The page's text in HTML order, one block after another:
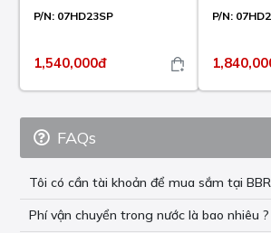
P/N: 07HD23SP
1,540,000đ
P/N:
FAQs
Tôi có cần tài khoản để mua sắm tại
Phí vận chuyển trong nước là bao nhiêu ?